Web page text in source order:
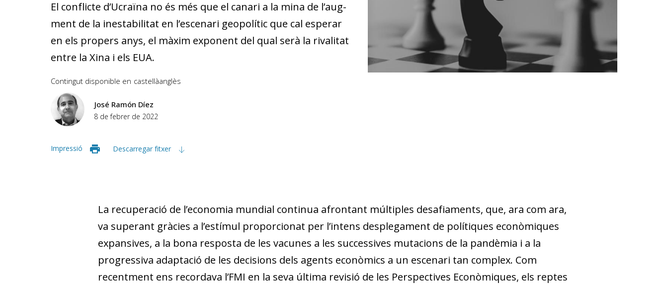
El conflicte d’Ucraïna no és més que el canari a la mina de l’aug­­
ment de la inestabilitat en l’escenari geopolític que cal esperar
en els propers anys, el màxim exponent del qual serà la rivalitat
entre la Xina i els EUA.
Contingut disponible en castellàanglès
José Ramón Díez
8 de febrer de 2022
Impressió Descarregar fitxer
La recuperació de l’economia mundial continua afrontant múltiples desafiaments, que, ara com ara,
va superant gràcies a l’estímul proporcionat per l’intens desplegament de polítiques econòmiques
expansives, a la bona resposta de les vacunes a les successives mutacions de la pandèmia i a la
progressiva adaptació de les decisions dels agents econòmics a un escenari tan complex. Com
recentment ens recordava l’FMI en la seva última revisió de les Perspectives Econòmiques, els reptes